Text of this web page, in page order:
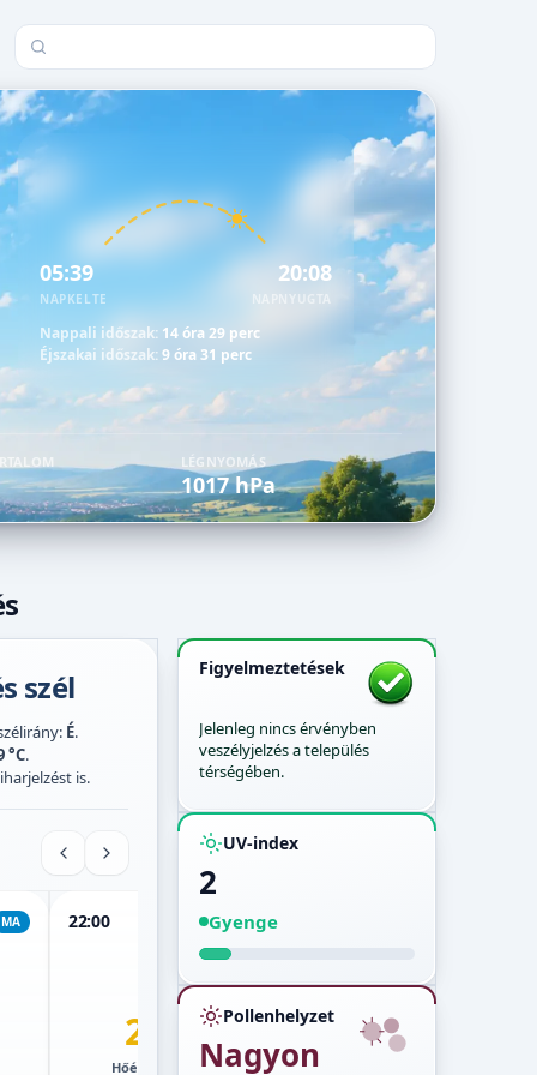
Település keresése
05:39
NAPKELTE
20:08
NAPNYUGTA
Nappali időszak: 14 óra 29 perc
Éjszakai időszak:9 óra 31 perc
LÉGNYOMÁS
1017 hPa
szél
É.
°C.
is.
MA 22:00 MA
24°
Hőérzet:
23:00
24°
Hőérzet:
Figyelmeztetések
Jelenleg nincs érvényben
veszélyjelzés a település
térségében.
UV-index
2
Gyenge
Pollenhelyzet
Nagyon